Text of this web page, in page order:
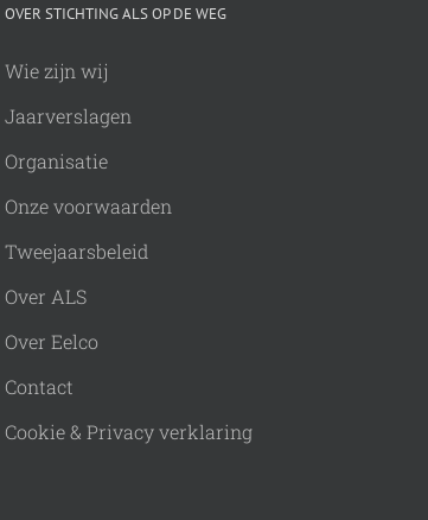
OVER STICHTING ALS OP DE WEG
Wie zijn wij
Jaarverslagen
Organisatie
Onze voorwaarden
Tweejaarsbeleid
Over ALS
Over Eelco
Contact
Cookie & Privacy verklaring